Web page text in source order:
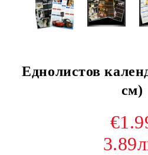
Еднолистов
см)